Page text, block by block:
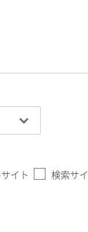
イト 検索サ